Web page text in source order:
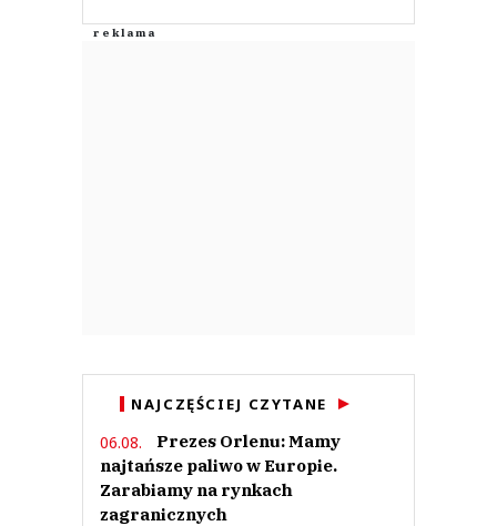
NAJCZĘŚCIEJ CZYTANE
06.08.
Prezes Orlenu: Mamy
najtańsze paliwo w Europie.
Zarabiamy na rynkach
zagranicznych